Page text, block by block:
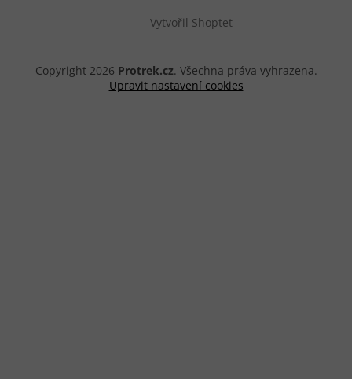
Vytvořil Shoptet
Copyright 2026 Protrek.cz. Všechna práva vyhrazena.
Upravit nastavení cookies